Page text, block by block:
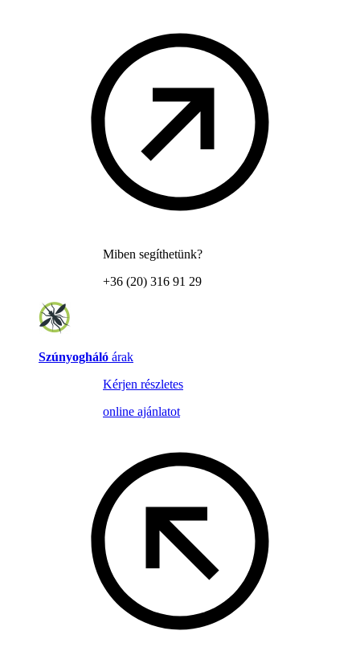
Miben segíthetünk?
+36 (20) 316 91 29
Szúnyogháló árak
Kérjen részletes
online ajánlatot